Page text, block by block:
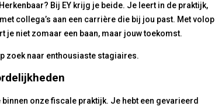
Bij EY krijg je beide. Je leert in de praktijk,
collega’s aan een carrière die bij jou past. Met volop
je niet zomaar een baan, maar jouw toekomst.
zoek naar enthousiaste stagiaires.
onze fiscale praktijk. Je hebt een gevarieerd